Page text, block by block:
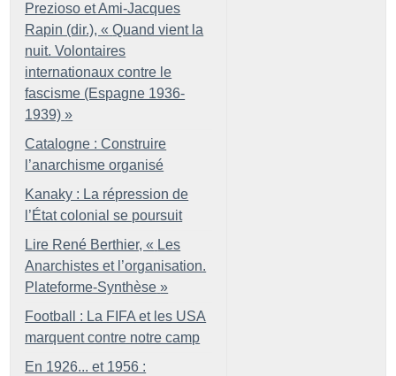
Prezioso et Ami-Jacques
Rapin (dir.), « Quand vient la
nuit. Volontaires
internationaux contre le
fascisme (Espagne 1936-
1939) »
Catalogne : Construire
l’anarchisme organisé
Kanaky : La répression de
l’État colonial se poursuit
Lire René Berthier, « Les
Anarchistes et l’organisation.
Plateforme-Synthèse »
Football : La FIFA et les USA
marquent contre notre camp
En 1926... et 1956 :